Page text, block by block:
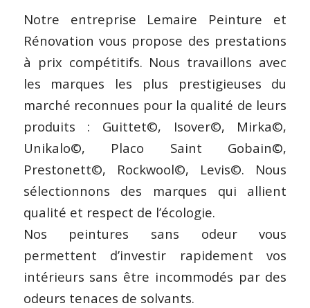
Notre entreprise Lemaire Peinture et
Rénovation vous propose des prestations
à prix compétitifs. Nous travaillons avec
les marques les plus prestigieuses du
marché reconnues pour la qualité de leurs
produits : Guittet©, Isover©, Mirka©,
Unikalo©, Placo Saint Gobain©,
Prestonett©, Rockwool©, Levis©. Nous
sélectionnons des marques qui allient
qualité et respect de l’écologie.
Nos peintures sans odeur vous
permettent d’investir rapidement vos
intérieurs sans être incommodés par des
odeurs tenaces de solvants.